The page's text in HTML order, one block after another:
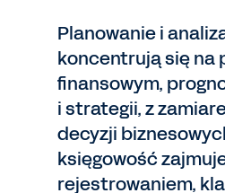
Planowanie i
koncentrują się na
finansowym,
i strategii, z
decyzji
księgowość
rejestrowaniem,